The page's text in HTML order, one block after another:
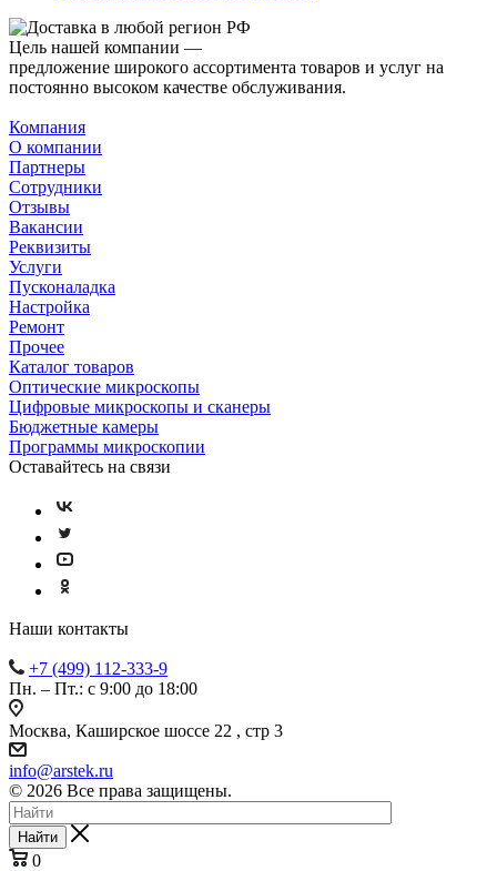
Цель нашей компании —
предложение широкого ассортимента товаров и услуг на
постоянно высоком качестве обслуживания.
Компания
О компании
Партнеры
Сотрудники
Отзывы
Вакансии
Реквизиты
Услуги
Пусконаладка
Настройка
Ремонт
Прочее
Каталог товаров
Оптические микроскопы
Цифровые микроскопы и сканеры
Бюджетные камеры
Программы микроскопии
Оставайтесь на связи
Наши контакты
+7 (499) 112-333-9
Пн. – Пт.: с 9:00 до 18:00
Москва, Каширское шоссе 22 , стр 3
info@arstek.ru
© 2026 Все права защищены.
Найти
0